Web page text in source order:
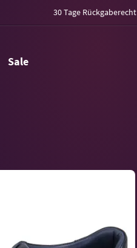
30 Tage Rückgaberecht
Sale